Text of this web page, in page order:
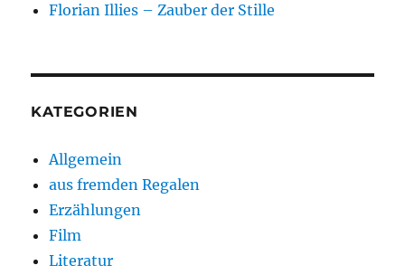
Florian Illies – Zauber der Stille
KATEGORIEN
Allgemein
aus fremden Regalen
Erzählungen
Film
Literatur